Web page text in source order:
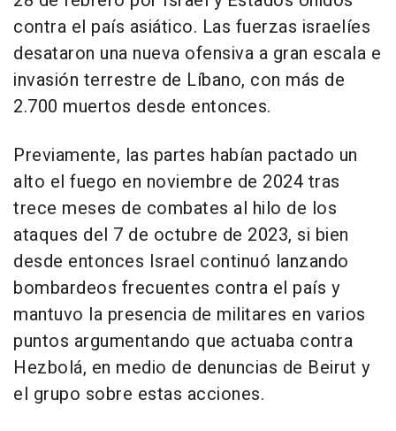
contra el país asiático. Las fuerzas israelíes
desataron una nueva ofensiva a gran escala e
invasión terrestre de Líbano, con más de
2.700 muertos desde entonces.
Previamente, las partes habían pactado un
alto el fuego en noviembre de 2024 tras
trece meses de combates al hilo de los
ataques del 7 de octubre de 2023, si bien
desde entonces Israel continuó lanzando
bombardeos frecuentes contra el país y
mantuvo la presencia de militares en varios
puntos argumentando que actuaba contra
Hezbolá, en medio de denuncias de Beirut y
el grupo sobre estas acciones.